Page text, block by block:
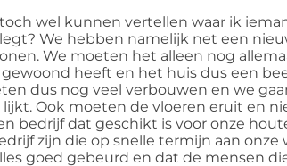
wel kunnen vertellen waar ik
We hebben namelijk net een
We moeten het alleen nog
heeft en het huis dus een
dus nog veel verbouwen en we
Ook moeten de vloeren eruit en
bedrijf dat geschikt is voor onze
zijn die op snelle termijn aan onze
goed gebeurd en dat de mensen